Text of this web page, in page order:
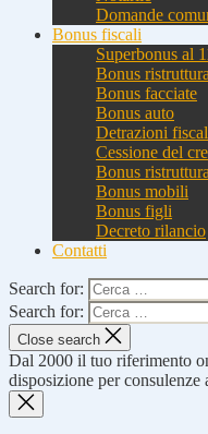
Domande
Bonus fiscali
Superbonus al
Bonus
Bonus facciate
Bonus auto
Detrazioni
Cessione del
Bonus
Bonus mobili
Bonus figli
Decreto rilancio
Contatti
Search for:
Search for:
Close search
Dal 2000 il tuo riferimento
disposizione per consulenze